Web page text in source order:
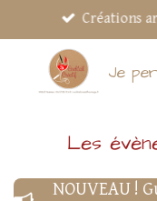
au
contenu
principal
Je
Créations
Les
NOUVEAU !